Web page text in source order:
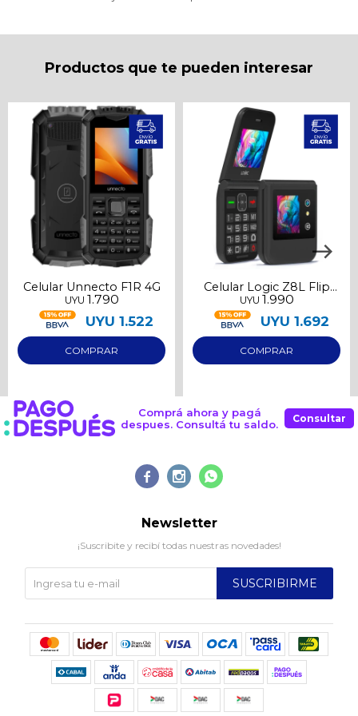
Productos que te pueden interesar
Celular Unnecto F1R 4G
UYU 1.790
UYU 1.522
Celular Logic Z8L Flip
LTE
UYU 1.990
UYU 1.692
Comprá ahora y pagá
despues. Consultá tu saldo.
Consultar
  
Newsletter
¡Suscribite y recibí todas nuestras novedades!
SUSCRIBIRME